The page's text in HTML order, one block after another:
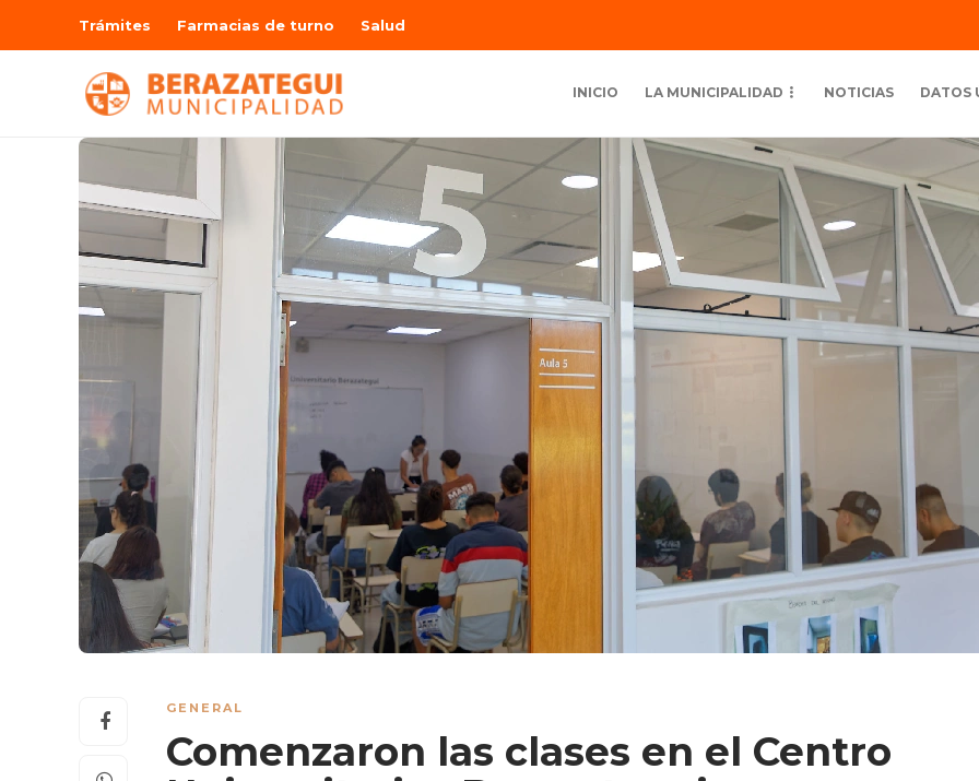
Trámites Farmacias de turno Salud
INICIO LA MUNICIPALIDAD NOTICIAS DATOS
GENERAL
Comenzaron las clases en el Centro